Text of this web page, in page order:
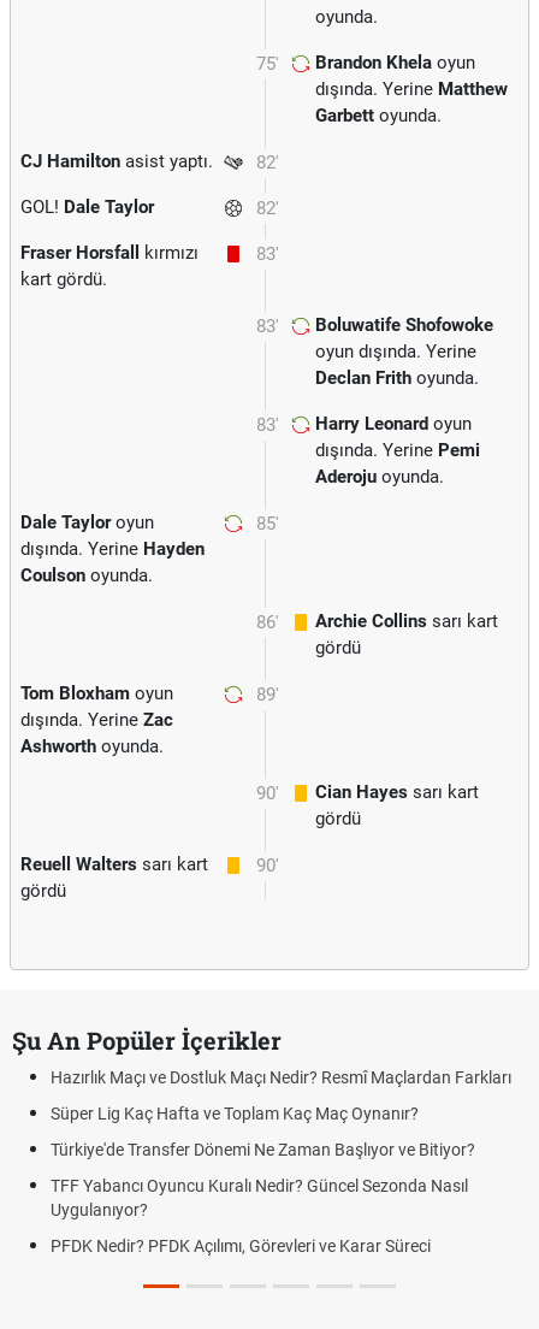
oyunda.
75' Brandon Khela oyun
dışında. Yerine Matthew
Garbett oyunda.
82'
CJ Hamilton asist yaptı.
82'
GOL! Dale Taylor
83'
Fraser Horsfall
kırmızı
kart gördü.
83'
Boluwatife Shofowoke
oyun dışında. Yerine
Declan Frith oyunda.
83' Harry Leonard oyun
dışında. Yerine Pemi
Aderoju oyunda.
85'
Dale Tayloroyun
dışında. Yerine Hayden
Coulson oyunda.
86' Archie Collins sarı kart
gördü
89'
Tom Bloxham oyun
dışında. Yerine Zac
Ashworth oyunda.
90' Cian Hayes sarı kart
gördü
90'
Reuell Walters sarı kart
gördü
Şu An Popüler İçerikler
Hazırlık Maçı ve Dostluk Maçı Nedir? Resmî Maçlardan Farkları
Süper Lig Kaç Hafta ve Toplam Kaç Maç Oynanır?
Türkiye'de Transfer Dönemi Ne Zaman Başlıyor ve Bitiyor?
TFF Yabancı Oyuncu Kuralı Nedir? Güncel Sezonda Nasıl
Uygulanıyor?
PFDK Nedir? PFDK Açılımı, Görevleri ve Karar Süreci